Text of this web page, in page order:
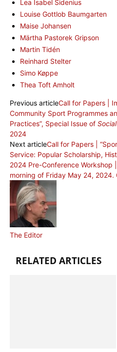
Lea Isabel Sidenius
Louise Gottlob Baumgarten
Maise Johansen
Märtha Pastorek Gripson
Martin Tidén
Reinhard Stelter
Simo Køppe
Thea Toft Amholt
Previous articleCall for Papers |
Community Sport Programmes
Practices”, Special Issue of
2024
Next articleCall for Papers |
Service: Popular Scholarship,
2024 Pre-Conference
morning of Friday May 24, 2024.
The Editor
RELATED ARTICLES